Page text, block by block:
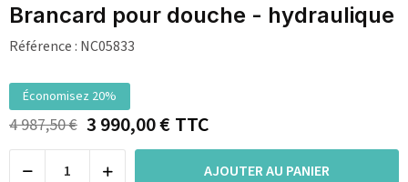
Brancard pour douche - hydraulique
Référence : NC05833
Économisez 20%
4 987,50 € 3 990,00 €TTC
AJOUTER AU PANIER